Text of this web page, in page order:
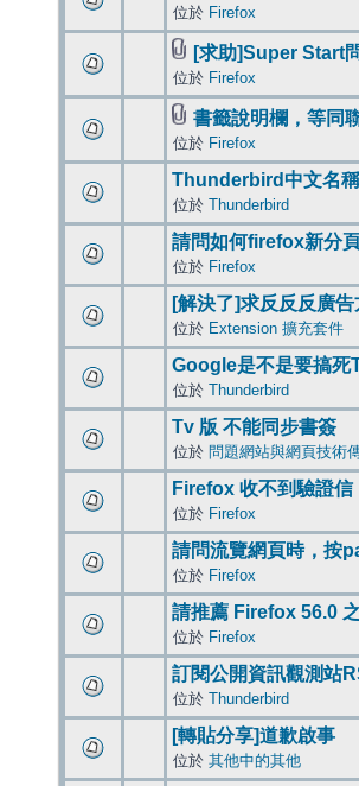
位於 Firefox
[求助]Super Start
位於 Firefox
書籤說明欄，等同
位於 Firefox
Thunderbird中文名
位於 Thunderbird
請問如何firefox新分
位於 Firefox
[解決了]求反反反廣告
位於 Extension 擴充套件
Google是不是要搞
位於 Thunderbird
Tv 版 不能同步書簽
位於 問題網站與網頁技術
Firefox 收不到驗證信
位於 Firefox
請問流覽網頁時，按
位於 Firefox
請推薦 Firefox 56.0
位於 Firefox
訂閱公開資訊觀測站
位於 Thunderbird
[轉貼分享]道歉啟事
位於 其他中的其他